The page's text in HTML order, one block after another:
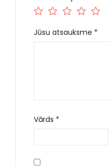
Jūsu atsauksme *
Vārds *